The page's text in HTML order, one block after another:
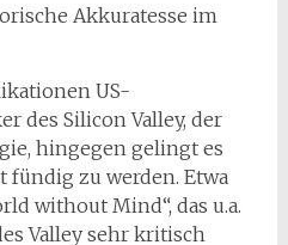
Akkuratesse im
US-
des Silicon Valley, der
hingegen gelingt es
zu werden. Etwa
without Mind“, das u.a.
Valley sehr kritisch